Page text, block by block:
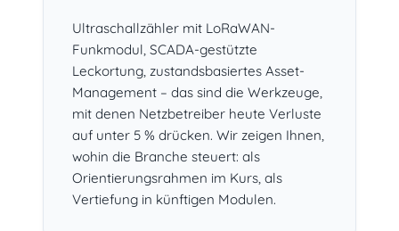
Ultraschallzähler mit LoRaWAN-
Funkmodul, SCADA-gestützte
Leckortung, zustandsbasiertes Asset-
Management – das sind die Werkzeuge,
mit denen Netzbetreiber heute Verluste
auf unter 5 % drücken. Wir zeigen Ihnen,
wohin die Branche steuert: als
Orientierungsrahmen im Kurs, als
Vertiefung in künftigen Modulen.